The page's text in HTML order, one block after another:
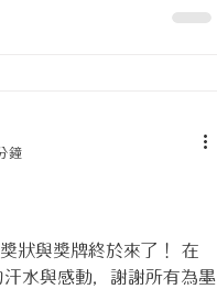
#TID #沐幕之間
狀與獎牌終於來了！ 在
水與感動，謝謝所有為墨
鐘